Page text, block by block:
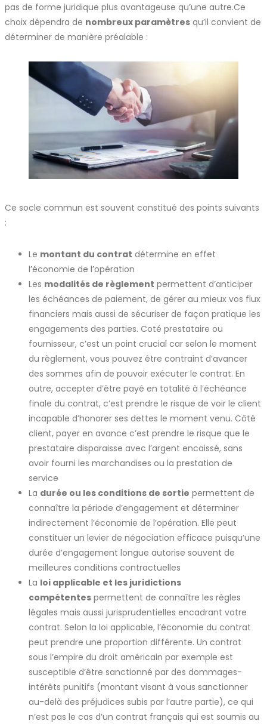
pas de forme juridique plus avantageuse qu’une autre.Ce
choix dépendra de nombreux paramètres qu’il convient de
déterminer de manière préalable :
Ce socle commun est souvent constitué des points suivants
:
Le montant du contrat détermine en effet
l’économie de l’opération
Les modalités de règlement permettent d’anticiper
les échéances de paiement, de gérer au mieux vos flux
financiers mais aussi de sécuriser de façon pratique les
engagements des parties. Coté prestataire ou
fournisseur, c’est un point crucial car selon le moment
du règlement, vous pouvez être contraint d’avancer
des sommes afin de pouvoir exécuter le contrat. En
outre, accepter d’être payé en totalité à l’échéance
finale du contrat, c’est prendre le risque de voir le client
incapable d’honorer ses dettes le moment venu. Côté
client, payer en avance c’est prendre le risque que le
prestataire disparaisse avec l’argent encaissé, sans
avoir fourni les marchandises ou la prestation de
service
La durée ou les conditions de sortie permettent de
connaître la période d’engagement et déterminer
indirectement l’économie de l’opération. Elle peut
constituer un levier de négociation efficace puisqu’une
durée d’engagement longue autorise souvent de
meilleures conditions contractuelles
La loi applicable et les juridictions
compétentes permettent de connaître les règles
légales mais aussi jurisprudentielles encadrant votre
contrat. Selon la loi applicable, l’économie du contrat
peut prendre une proportion différente. Un contrat
sous l’empire du droit américain par exemple est
susceptible d’être sanctionné par des dommages-
intérêts punitifs (montant visant à vous sanctionner
au-delà des préjudices subis par l’autre partie), ce qui
n’est pas le cas d’un contrat français qui est soumis au